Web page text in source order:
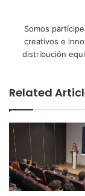
Somos
creativos e
distribución
Related